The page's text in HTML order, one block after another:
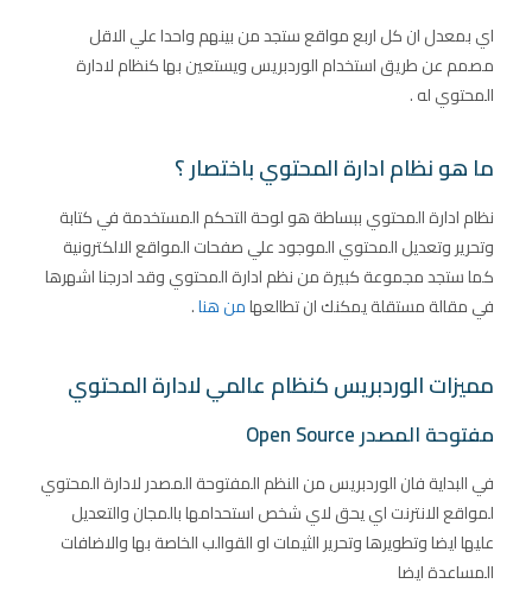
اي بمعدل ان كل اربع مواقع ستجد من بينهم واحدا علي الاقل
مصمم عن طريق استخدام الوردبريس ويستعين بها كنظام لادارة
المحتوي له .
ما هو نظام ادارة المحتوي باختصار ؟
نظام ادارة المحتوي ببساطة هو لوحة التحكم المستخدمة في كتابة
وتحرير وتعديل المحتوي الموجود علي صفحات المواقع الالكترونية
كما ستجد مجموعة كبيرة من نظم ادارة المحتوي وقد ادرجنا اشهرها
في مقالة مستقلة يمكنك ان تطالعهامن هنا.
مميزات الوردبريس كنظام عالمي لادارة المحتوي
مفتوحة المصدر Open Source
في البداية فان الوردبريس من النظم المفتوحة المصدر لادارة المحتوي
لمواقع الانترنت اي يحق لاي شخص استحدامها بالمجان والتعديل
عليها ايضا وتطويرها وتحرير الثيمات او القوالب الخاصة بها والاضافات
المساعدة ايضا